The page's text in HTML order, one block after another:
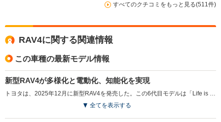
すべてのクチコミをもっと見る(511件)
RAV4に関する関連情報
この車種の最新モデル情報
新型RAV4が多様化と電動化、知能化を実現
トヨタは、2025年12月に新型RAV4を発売した。この6代目モデルは「Life is an Adventure」をテーマに、多様なライフスタイルに応える新世代のSUVとして設計された。デザインはRAV4らしい力強さを保ちながら、洗練されたスタイルを採用し、「Z」「Adventure」「GR SPORT」の3つのスタイルを用意した。電動化においては、ハイブリッドと新開発のプラグインハイブリッドをラインナップし、シームレスな加速感を提供。（GR SPORTとプラグインハイブリッドは2025年度中発売予定）。「知能化」の面では、ソフトウエアプラットフォーム「Arene」を初採用し、安全機能や操作性の向上を図った。進化したToyota Safety Senseを搭載し、より広範囲の事故回避支援を実現している。RAV4は、30年にわたり進化し続けるSUVとして、世界中の顧客に寄り添う存在を目指している。（2025.12）
全てを表示する